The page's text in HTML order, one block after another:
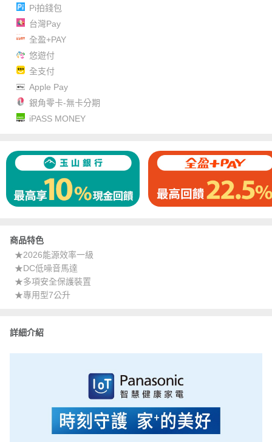
Pi拍錢包
台灣Pay
全盈+PAY
悠遊付
全支付
Apple Pay
銀角零卡-無卡分期
iPASS MONEY
商品特色
★2026能源效率一級
★DC低噪音馬達
★多項安全保護裝置
★專用型7公升
詳細介紹